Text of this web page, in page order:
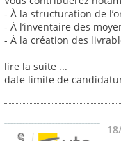
- À la structuration de
- À l’inventaire des
- À la création des
lire la suite ...
date limite de